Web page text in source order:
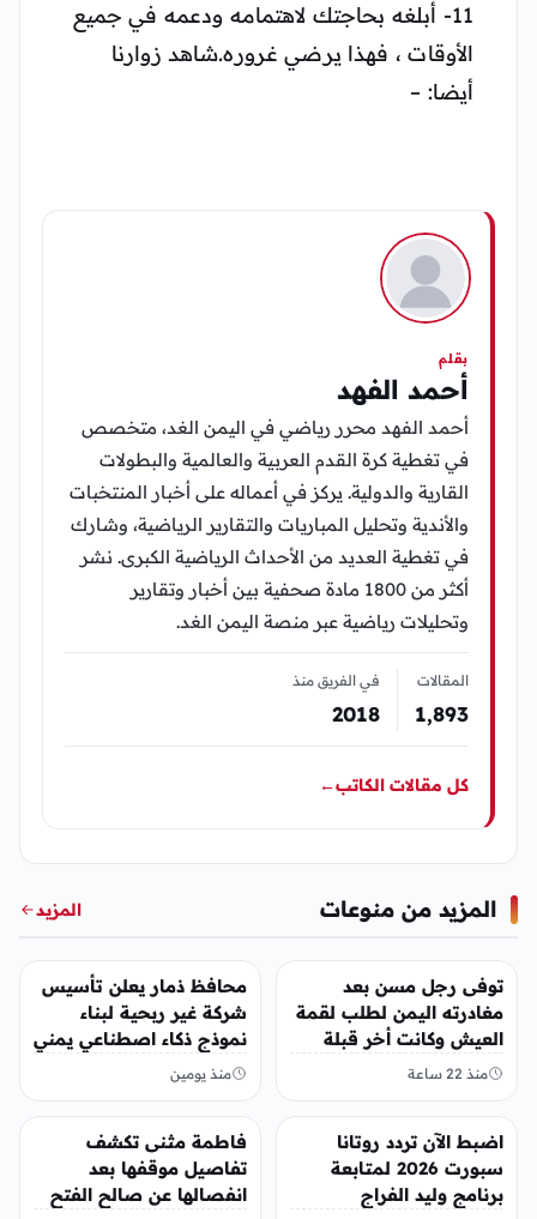
11- أبلغه بحاجتك لاهتمامه ودعمه في جميع
الأوقات ، فهذا يرضي غروره.شاهد زوارنا
أيضا: –
بقلم
أحمد الفهد
أحمد الفهد محرر رياضي في اليمن الغد، متخصص
في تغطية كرة القدم العربية والعالمية والبطولات
القارية والدولية. يركز في أعماله على أخبار المنتخبات
والأندية وتحليل المباريات والتقارير الرياضية، وشارك
في تغطية العديد من الأحداث الرياضية الكبرى. نشر
أكثر من 1800 مادة صحفية بين أخبار وتقارير
وتحليلات رياضية عبر منصة اليمن الغد.
المقالات
1٬893
في الفريق منذ
2018
كل مقالات الكاتب←
المزيد من منوعات المزيد
منوعات
توفى رجل مسن بعد
مغادرته اليمن لطلب لقمة
العيش وكانت أخر قبلة
يقدمها لإبنته
منذ 22 ساعة
منوعات
محافظ ذمار يعلن تأسيس
شركة غير ربحية لبناء
نموذج ذكاء اصطناعي يمني
منذ يومين
منوعات
اضبط الآن تردد روتانا
سبورت 2026 لمتابعة
برنامج وليد الفراج
منوعات
فاطمة مثنى تكشف
تفاصيل موقفها بعد
انفصالها عن صالح الفتح